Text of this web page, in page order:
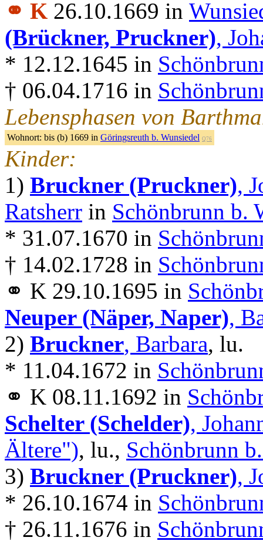
⚭ K 26.10.1669 in
(Brückner, Pruckner),
* 12.12.1645 in
† 06.04.1716 in
Lebensphasen von
Wohnort: bis (b) 1669 in Göringsreuth b. Wunsiedel Q76
Kinder:
1) Bruckner (Pruckner),
Ratsherr in Schönbrunn b.
* 31.07.1670 in
† 14.02.1728 in
⚭ K 29.10.1695 in
Neuper (Näper, Naper),
2) Bruckner, Barbara, lu.
* 11.04.1672 in
⚭ K 08.11.1692 in
Schelter (Schelder),
Ältere"), lu., Schönbrunn
3) Bruckner (Pruckner),
* 26.10.1674 in
† 26.11.1676 in